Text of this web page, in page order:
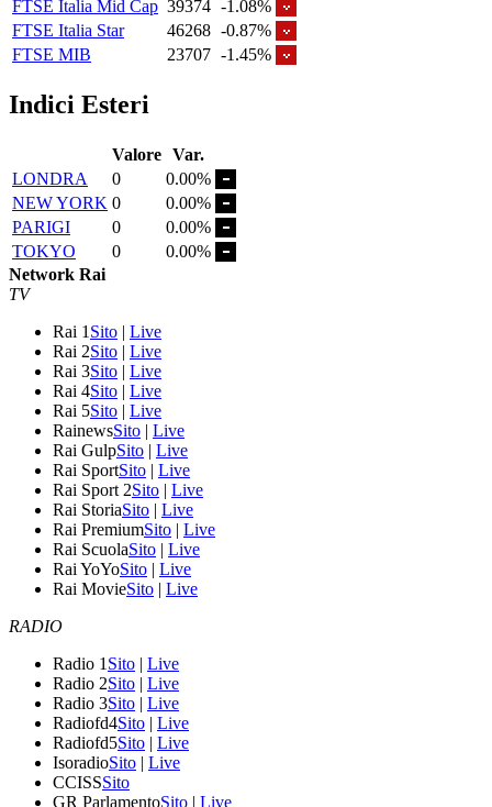
FTSE Italia Mid Cap 39374 -1.08%
FTSE Italia Star
46268 -0.87%
FTSE MIB
23707 -1.45%
Indici Esteri
Valore Var.
LONDRA
0
0.00%
NEW YORK 0
0.00%
PARIGI
0
0.00%
TOKYO
0
0.00%
Network Rai
TV
Rai 1 Sito | Live
Rai 2Sito | Live
Rai 3Sito | Live
Rai 4Sito | Live
Rai 5Sito | Live
RainewsSito | Live
Rai GulpSito | Live
Rai SportSito | Live
Rai Sport 2Sito | Live
Rai StoriaSito | Live
Rai PremiumSito | Live
Rai ScuolaSito | Live
Rai YoYoSito | Live
Rai MovieSito | Live
RADIO
Radio 1 Sito | Live
Radio 2Sito | Live
Radio 3Sito | Live
Radiofd4Sito | Live
Radiofd5Sito | Live
IsoradioSito | Live
CCISSSito
GR ParlamentoSito | Live